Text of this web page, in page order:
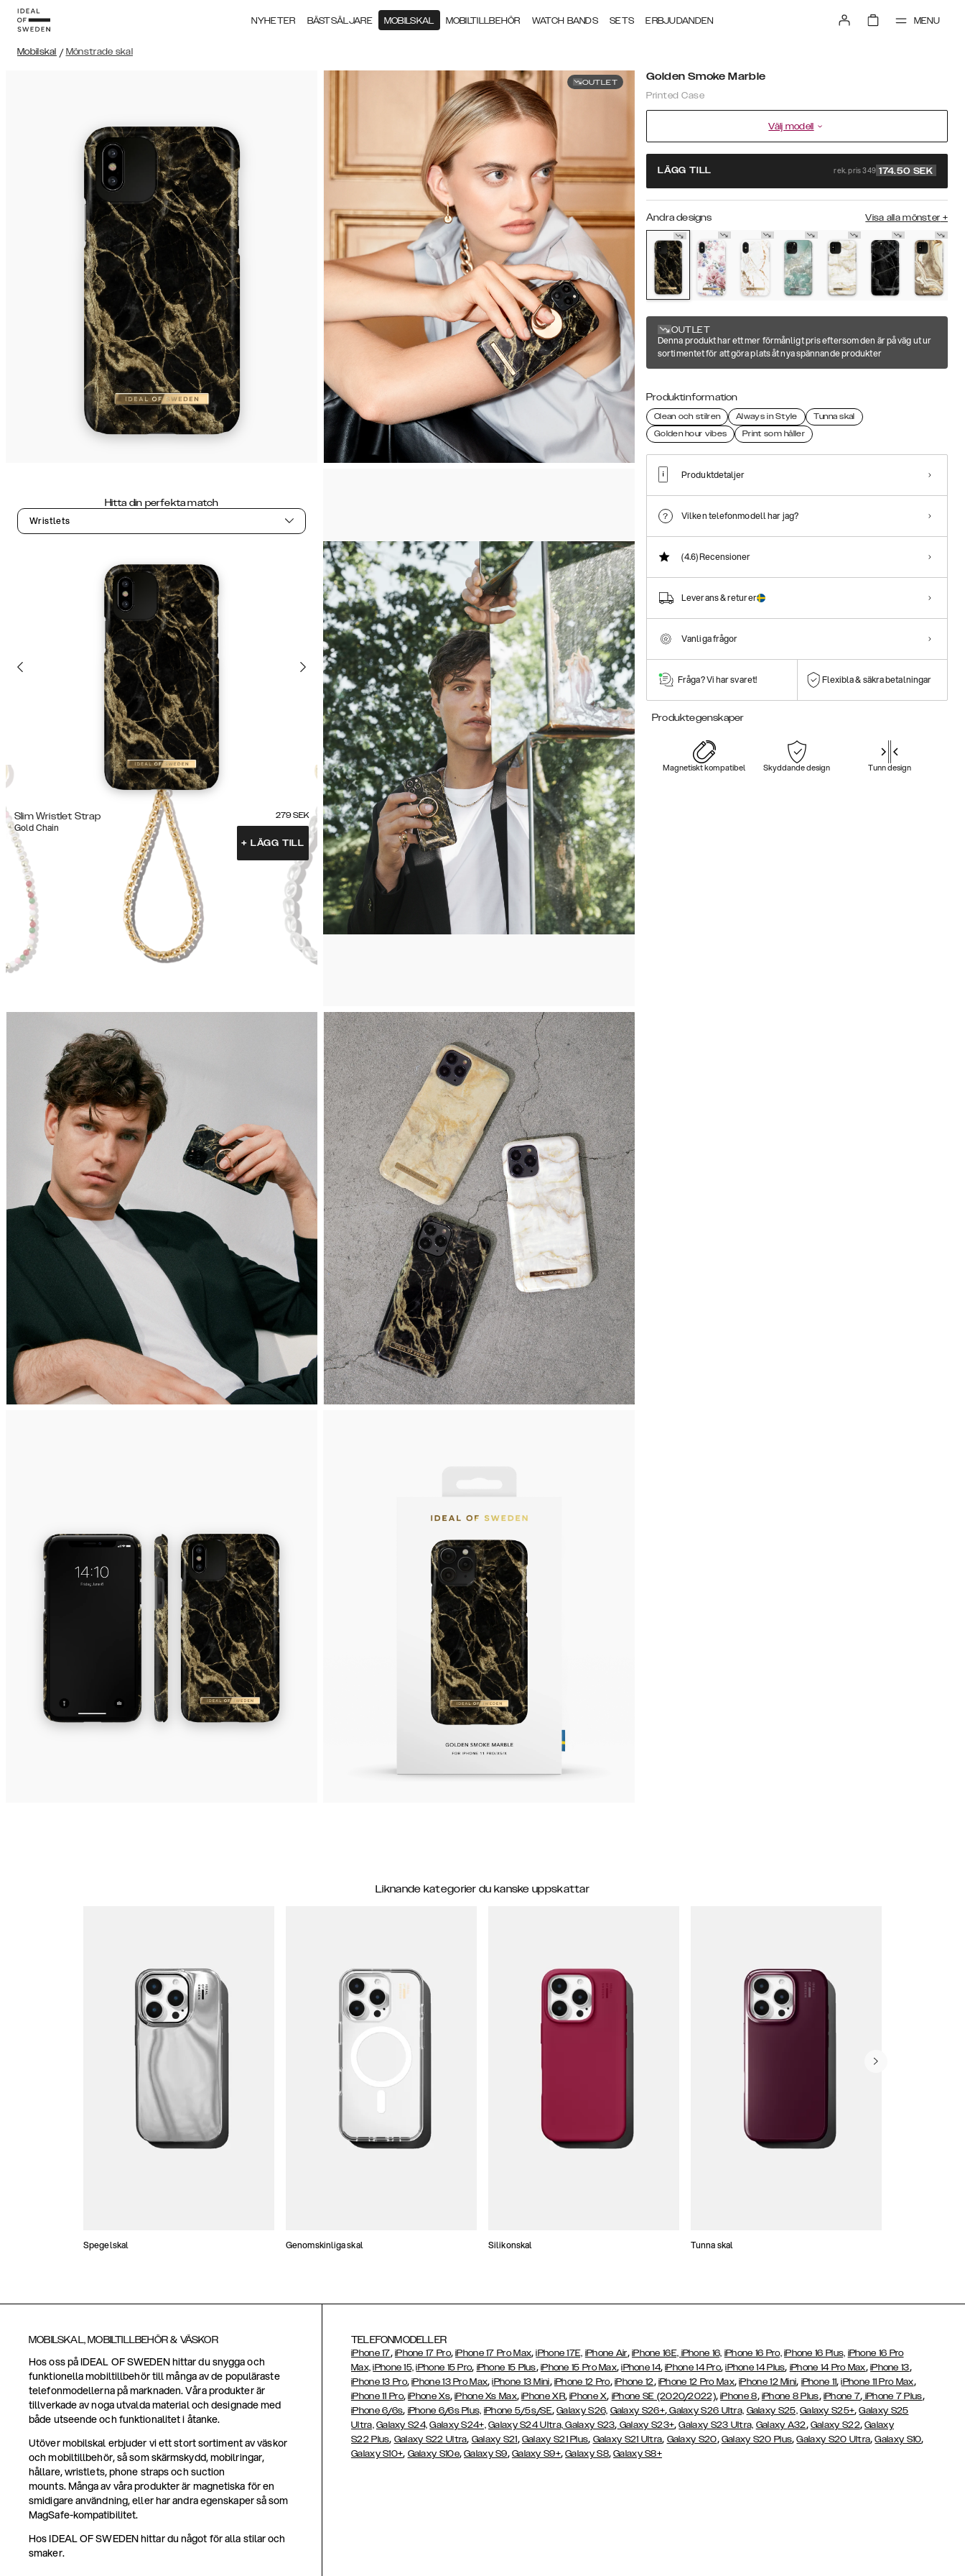
NYHETER BÄSTSÄLJARE MOBILSKAL MOBILTILLBEHÖR WATCH BANDS SETS ERBJUDANDEN MENU
Mobilskal / Mönstrade skal
OUTLET
Hitta din perfekta match
Wristlets
Slim Wristlet Strap
Gold Chain
279 SEK
+ LÄGG TILL
Golden Smoke Marble
Printed Case
Välj modell
LÄGG TILL rek. pris 349 174.50 SEK
Andra designs Visa alla mönster +
OUTLET
Denna produkt har ett mer förmånligt pris eftersom den är på väg ut ur
sortimentet för att göra plats åt nya spännande produkter
Produktinformation
Clean och stilren Always in Style
Tunna skal
Golden hour vibes
Print som håller
Produktdetaljer
Vilken telefonmodell har jag?
(4.6)Recensioner
Leverans & returer
Vanliga frågor
Fråga? Vi har svaret! Flexibla & säkra betalningar
Produktegenskaper
Magnetiskt kompatibel Skyddande design Tunn design
Liknande kategorier du kanske uppskattar
Spegelskal Genomskinliga skal Silikonskal Tunna skal
MOBILSKAL, MOBILTILLBEHÖR & VÄSKOR
Hos oss på IDEAL OF SWEDEN hittar du snygga och
funktionella mobiltillbehör till många av de populäraste
telefonmodellerna på marknaden. Våra produkter är
tillverkade av noga utvalda material och designade med
både utseende och funktionalitet i åtanke.
Utöver mobilskal erbjuder vi ett stort sortiment av väskor
och mobiltillbehör, så som skärmskydd, mobilringar,
hållare, wristlets, phone straps och suction
mounts. Många av våra produkter är magnetiska för en
smidigare användning, eller har andra egenskaper så som
MagSafe-kompatibilitet.
Hos IDEAL OF SWEDEN hittar du något för alla stilar och
smaker.
TELEFONMODELLER
iPhone 17, iPhone 17 Pro,iPhone 17 Pro Max,iPhone 17E, iPhone Air, iPhone 16E, iPhone 16, iPhone 16 Pro, iPhone 16 Plus, iPhone 16 Pro
Max, iPhone 15, iPhone 15 Pro, iPhone 15 Plus, iPhone 15 Pro Max,iPhone 14,iPhone 14 Pro,iPhone 14 Plus, iPhone 14 Pro Max, iPhone 13,
iPhone 13 Pro,iPhone 13 Pro Max,iPhone 13 Mini, iPhone 12 Pro, iPhone 12, iPhone 12 Pro Max,iPhone 12 Mini, iPhone 11,iPhone 11 Pro Max,
iPhone 11 Pro,iPhone Xs,iPhone Xs Max,iPhone XR,iPhone X, iPhone SE (2020/2022),iPhone 8, iPhone 8 Plus, iPhone 7, iPhone 7 Plus,
iPhone 6/6s, iPhone 6/6s Plus, iPhone 5/5s/SE,Galaxy S26, Galaxy S26+,Galaxy S26 Ultra, Galaxy S25, Galaxy S25+,Galaxy S25
Ultra, Galaxy S24, Galaxy S24+, Galaxy S24 Ultra, Galaxy S23, Galaxy S23+,Galaxy S23 Ultra, Galaxy A32, Galaxy S22,Galaxy
S22 Plus, Galaxy S22 Ultra, Galaxy S21, Galaxy S21 Plus, Galaxy S21 Ultra, Galaxy S20, Galaxy S20 Plus,Galaxy S20 Ultra,Galaxy S10,
Galaxy S10+, Galaxy S10e,Galaxy S9, Galaxy S9+,Galaxy S8,Galaxy S8+